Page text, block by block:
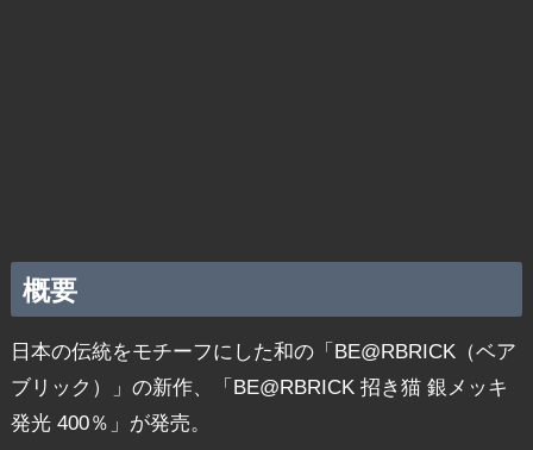
概要
日本の伝統をモチーフにした和の「BE@RBRICK（ベア
ブリック）」の新作、「BE@RBRICK 招き猫 銀メッキ
発光 400％」が発売。